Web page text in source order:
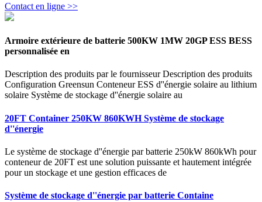
Contact en ligne >>
Armoire extérieure de batterie 500KW 1MW 20GP ESS BESS
personnalisée en
Description des produits par le fournisseur Description des produits
Configuration Greensun Conteneur ESS d''énergie solaire au lithium
solaire Système de stockage d''énergie solaire au
20FT Container 250KW 860KWH Système de stockage
d''énergie
Le système de stockage d''énergie par batterie 250kW 860kWh pour
conteneur de 20FT est une solution puissante et hautement intégrée
pour un stockage et une gestion efficaces de
Système de stockage d''énergie par batterie Containe